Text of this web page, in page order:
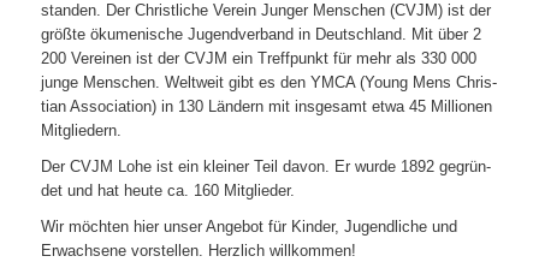
stan­den. Der Christ­li­che Ver­ein Jun­ger Men­schen (CVJM) ist der
größte öku­me­ni­sche Jugend­ver­band in Deutsch­land. Mit über 2
200 Ver­ei­nen ist der CVJM ein Treff­punkt für mehr als 330 000
junge Men­schen. Welt­weit gibt es den YMCA (Young Mens Chris­
tian Asso­cia­tion) in 130 Län­dern mit ins­ge­samt etwa 45 Mil­lio­nen
Mitgliedern.
Der CVJM Lohe ist ein klei­ner Teil davon. Er wurde 1892 gegrün­
det und hat heute ca. 160 Mitglieder.
Wir möch­ten hier unser Ange­bot für Kin­der, Jugend­li­che und
Erwach­sene vor­stel­len. Herz­lich willkommen!